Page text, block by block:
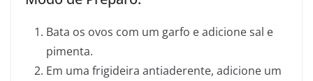
Bata os ovos com um garfo e adicione sal e
pimenta.
Em uma frigideira antiaderente, adicione um